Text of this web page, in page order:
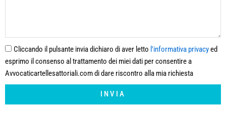
Cliccando il pulsante invia dichiaro di aver letto l'informativa privacyed
esprimo il consenso al trattamento dei miei dati per consentire a
Avvocaticartellesattoriali.com di dare riscontro alla mia richiesta
INVIA